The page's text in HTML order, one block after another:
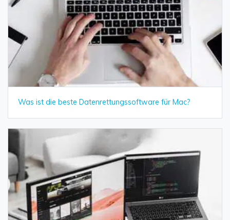
Was ist die beste Datenrettungssoftware für Mac?